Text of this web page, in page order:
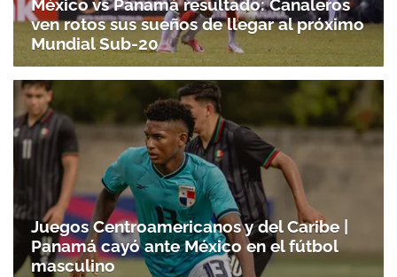
México vs Panamá resultado: Canaleros
ven rotos sus sueños de llegar al próximo
Mundial Sub-20
Juegos Centroamericanos y del Caribe |
Panamá cayó ante México en el fútbol
masculino